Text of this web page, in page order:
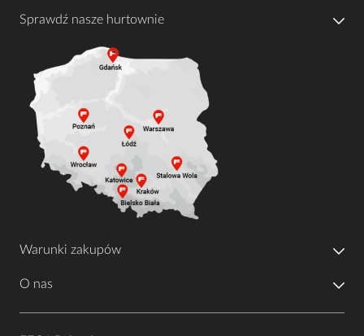
Sprawdź nasze hurtownie
Warunki zakupów
O nas